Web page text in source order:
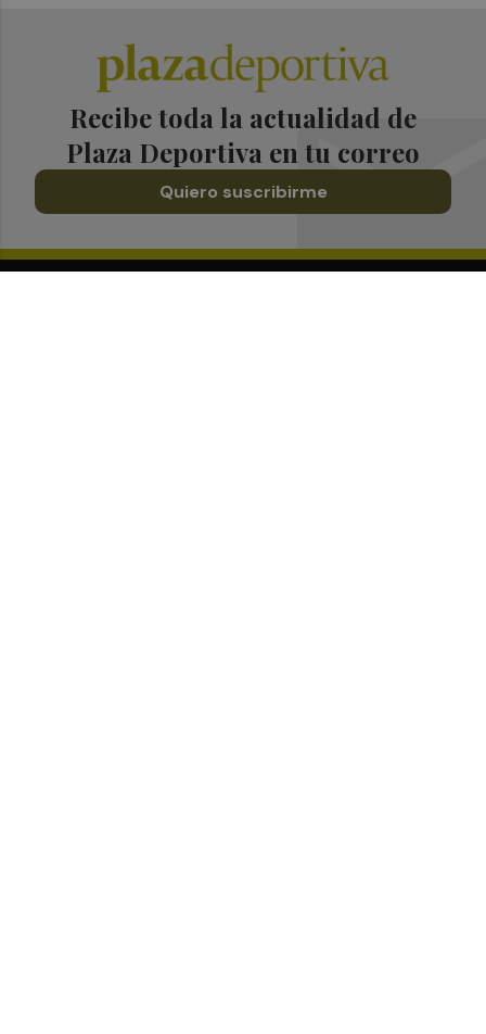
Recibe toda la actualidad de
Plaza Deportiva en tu correo
Quiero suscribirme